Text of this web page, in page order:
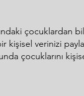
çocuklardan
kişisel verinizi
çocuklarını